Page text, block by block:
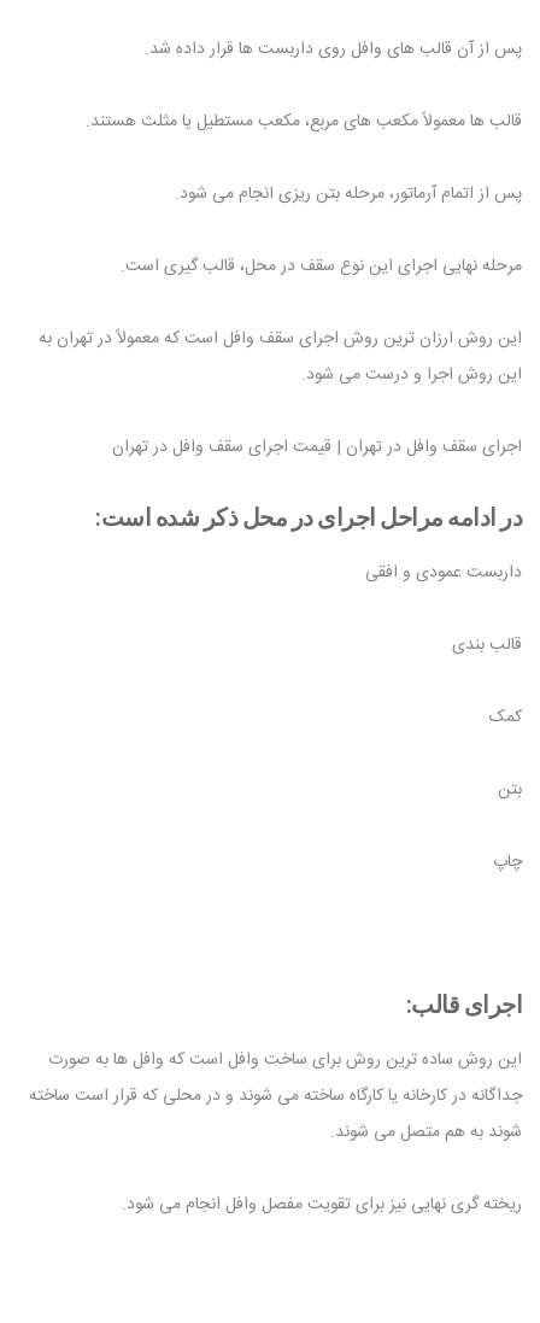
پس از آن قالب های وافل روی داربست ها قرار داده شد.
قالب ها معمولاً مکعب های مربع، مکعب مستطیل یا مثلث هستند.
پس از اتمام آرماتور، مرحله بتن ریزی انجام می شود.
مرحله نهایی اجرای این نوع سقف در محل، قالب گیری است.
این روش ارزان ترین روش اجرای سقف وافل است که معمولاً در تهران به
این روش اجرا و درست می شود.
اجرای سقف وافل در تهران | قیمت اجرای سقف وافل در تهران
در ادامه مراحل اجرای در محل ذکر شده است:
داربست عمودی و افقی
قالب بندی
کمک
بتن
چاپ
اجرای قالب:
این روش ساده ترین روش برای ساخت وافل است که وافل ها به صورت
جداگانه در کارخانه یا کارگاه ساخته می شوند و در محلی که قرار است ساخته
شوند به هم متصل می شوند.
ریخته گری نهایی نیز برای تقویت مفصل وافل انجام می شود.